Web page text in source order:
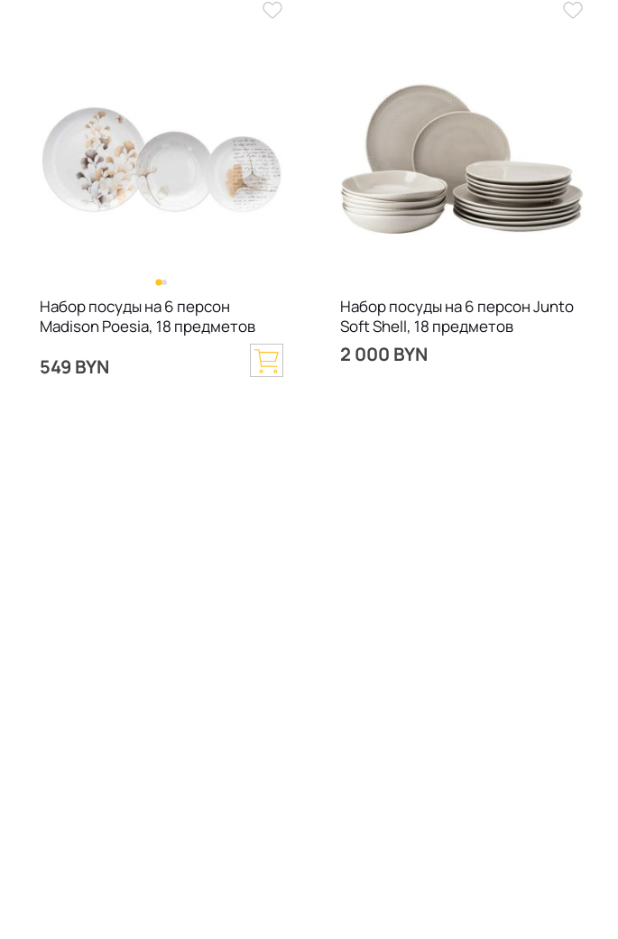
Набор посуды на 6 персон
Madison Poesia, 18 предметов
549 BYN
Набор посуды на 6 персон Junto
Soft Shell, 18 предметов
2 000 BYN